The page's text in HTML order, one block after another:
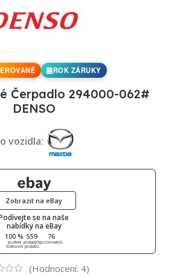
ROK ZÁRUKY
Čerpadlo 294000-062#
DENSO
vozidla:
se na naše
nabídky na eBay
100 %
pozitivní
hodnocení
559
prodaných
produktů
76
pozorovatelů
Zobrazit na eBay
(Hodnocení: 4)